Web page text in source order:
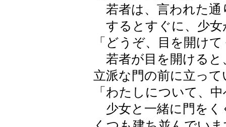
若者は、言われた通
するとすぐに、少女
「どうぞ、目を開け
若者が目を開けると
立派な門の前に立っ
「わたしについて、
少女と一緒に門をく